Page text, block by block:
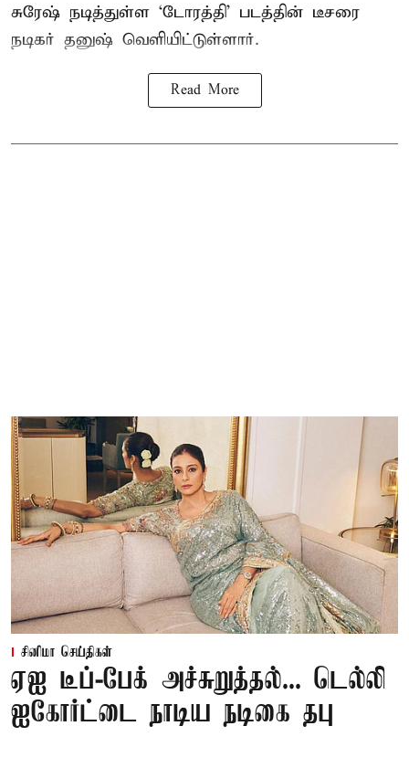
சுரேஷ் நடித்துள்ள `டோரத்தி' படத்தின் டீசரை
நடிகர் தனுஷ் வெளியிட்டுள்ளார்.
Read More
சினிமா செய்திகள்
ஏஐ டீப்-பேக் அச்சுறுத்தல்... டெல்லி
ஐகோர்ட்டை நாடிய நடிகை தபு